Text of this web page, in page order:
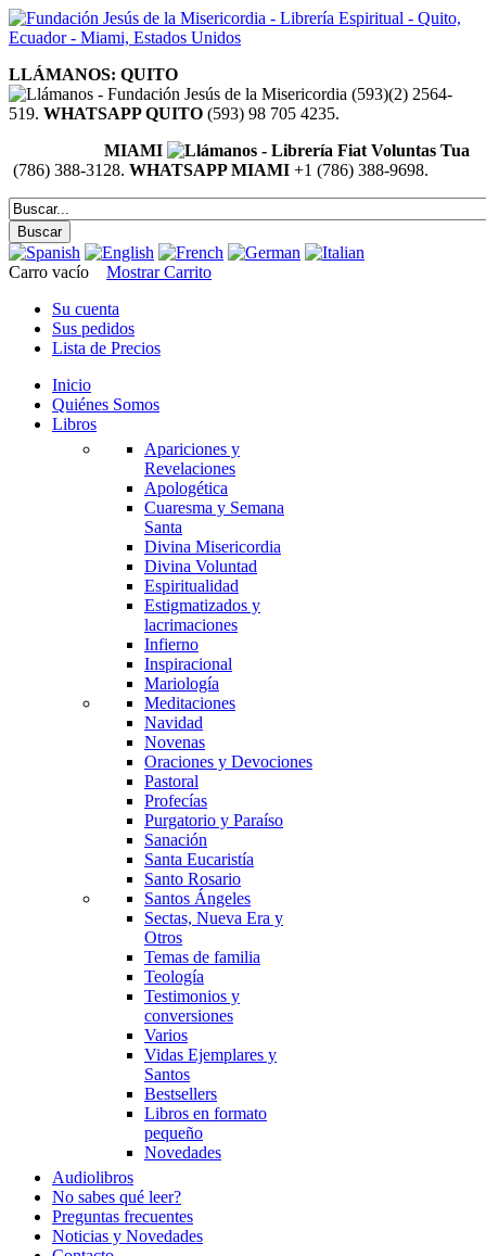
LLÁMANOS: QUITO
(593)(2) 2564-
519. WHATSAPP QUITO (593) 98 705 4235.
MIAMI
(786) 388-3128. WHATSAPP MIAMI +1 (786) 388-9698.
Carro vacío
Mostrar Carrito
Su cuenta
Sus pedidos
Lista de Precios
Inicio
Quiénes Somos
Libros
Apariciones y
Revelaciones
Apologética
Cuaresma y Semana
Santa
Divina Misericordia
Divina Voluntad
Espiritualidad
Estigmatizados y
lacrimaciones
Infierno
Inspiracional
Mariología
Meditaciones
Navidad
Novenas
Oraciones y Devociones
Pastoral
Profecías
Purgatorio y Paraíso
Sanación
Santa Eucaristía
Santo Rosario
Santos Ángeles
Sectas, Nueva Era y
Otros
Temas de familia
Teología
Testimonios y
conversiones
Varios
Vidas Ejemplares y
Santos
Bestsellers
Libros en formato
pequeño
Novedades
Audiolibros
No sabes qué leer?
Preguntas frecuentes
Noticias y Novedades